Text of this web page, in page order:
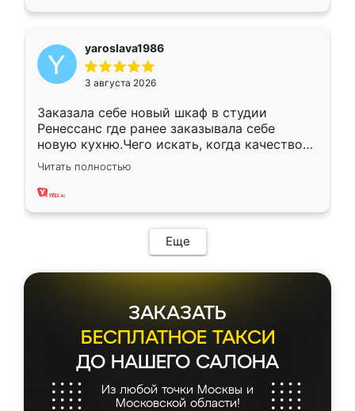
yaroslava1986
3 августа 2026
Заказала себе новый шкаф в студии
Ренессанс где ранее заказывала себе
новую кухню.Чего искать, когда качеством
вполне довольна. Служит кухня уже почти
два года, нареканий нет.
Читать полностью
Еще
ЗАКАЗАТЬ
БЕСПЛАТНОЕ ТАКСИ
ДО НАШЕГО САЛОНА
Из любой точки Москвы и
Московской области!